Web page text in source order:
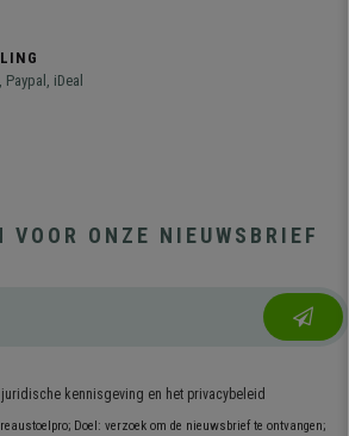
iDeal
ONZE NIEUWSBRIEF
kennisgeving en het privacybeleid
Doel: verzoek om de nieuwsbrief te ontvangen;